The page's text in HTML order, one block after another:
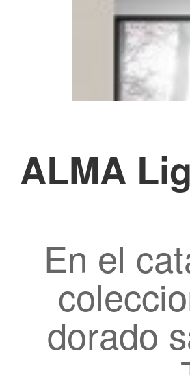
ALMA
En el
dorado